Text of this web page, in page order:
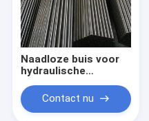
Naadloze buis voor
hydraulische
leidingen
Contact nu